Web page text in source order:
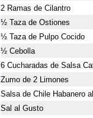
2 Ramas de Cilantro
½ Taza de Ostiones
½ Taza de Pulpo Cocido
½ Cebolla
6 Cucharadas de Salsa
Zumo de 2 Limones
Salsa de Chile Habanero
Sal al Gusto